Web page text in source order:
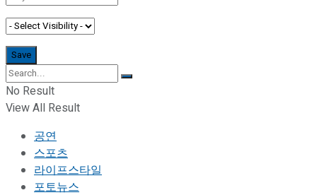
No Result
View All Result
공연
스포츠
라이프스타일
포토뉴스